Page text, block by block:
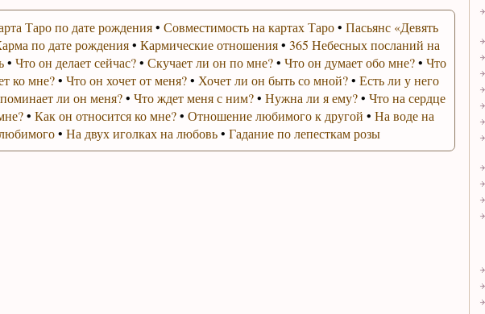
Таро по дате рождения• Совместимость на картах Таро• Пасьянс «Девять
по дате рождения• Кармические отношения• 365 Небесных посланий на
• Что он делает сейчас?• Скучает ли он по мне?• Что он думает обо мне?• Что
ко мне?• Что он хочет от меня?• Хочет ли он быть со мной?• Есть ли у него
ли он меня?• Что ждет меня с ним?• Нужна ли я ему?• Что на сердце
• Как он относится ко мне?• Отношение любимого к другой • На воде на
• На двух иголках на любовь• Гадание по лепесткам розы